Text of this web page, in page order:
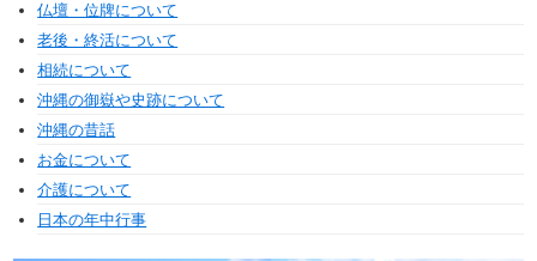
仏壇・位牌について
老後・終活について
相続について
沖縄の御嶽や史跡について
沖縄の昔話
お金について
介護について
日本の年中行事